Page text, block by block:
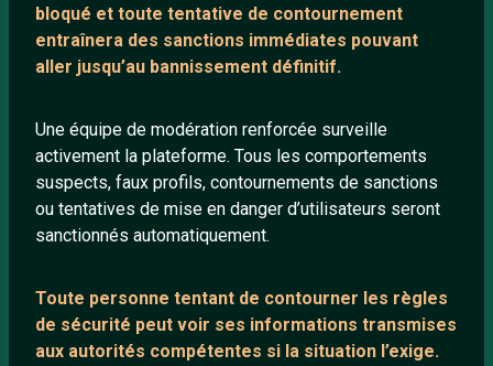
bloqué et toute tentative de contournement
entraînera des sanctions immédiates pouvant
aller jusqu’au bannissement définitif.
Une équipe de modération renforcée surveille
activement la plateforme. Tous les comportements
suspects, faux profils, contournements de sanctions
ou tentatives de mise en danger d’utilisateurs seront
sanctionnés automatiquement.
Toute personne tentant de contourner les règles
de sécurité peut voir ses informations transmises
aux autorités compétentes si la situation l’exige.
Salons de discussion
Communauté
Playlists YouTube
Nous contacter
ANNEXE
Support IRC